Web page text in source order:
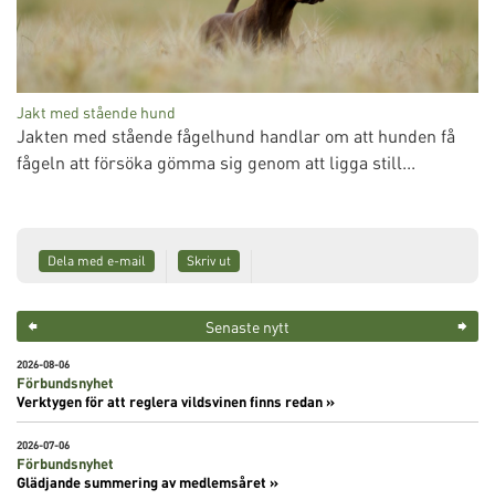
Jakt med stående hund
Jakten med stående fågelhund handlar om att hunden få
fågeln att försöka gömma sig genom att ligga still...
Dela med e-mail Skriv ut
Senaste nytt
2026-08-06
Förbundsnyhet
Verktygen för att reglera vildsvinen finns redan »
2026-07-06
Förbundsnyhet
Glädjande summering av medlemsåret »